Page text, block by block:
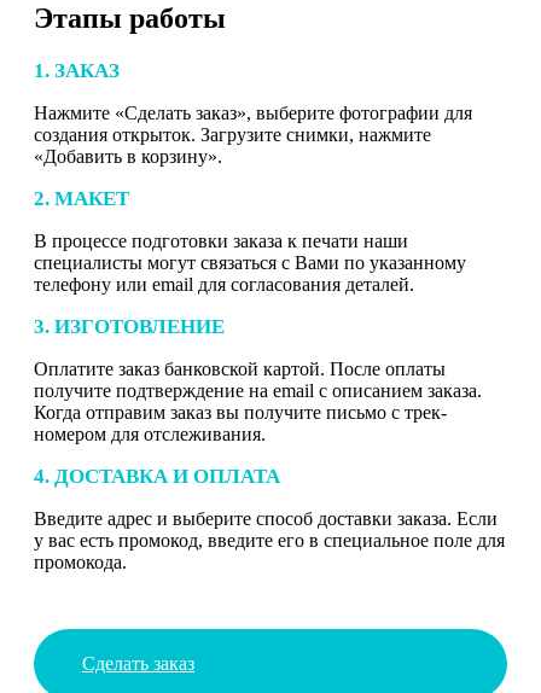
Этапы работы
1. ЗАКАЗ
Нажмите «Сделать заказ», выберите фотографии для
создания открыток. Загрузите снимки, нажмите
«Добавить в корзину».
2. МАКЕТ
В процессе подготовки заказа к печати наши
специалисты могут связаться с Вами по указанному
телефону или email для согласования деталей.
3. ИЗГОТОВЛЕНИЕ
Оплатите заказ банковской картой. После оплаты
получите подтверждение на email с описанием заказа.
Когда отправим заказ вы получите письмо с трек-
номером для отслеживания.
4. ДОСТАВКА И ОПЛАТА
Введите адрес и выберите способ доставки заказа. Если
у вас есть промокод, введите его в специальное поле для
промокода.
Сделать заказ